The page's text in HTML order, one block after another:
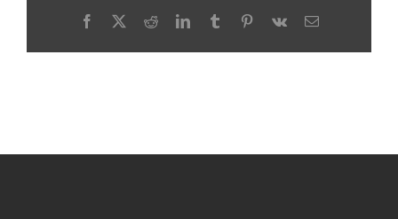
Facebook
X RedditLinkedInTumblrPinterest
Vk Email